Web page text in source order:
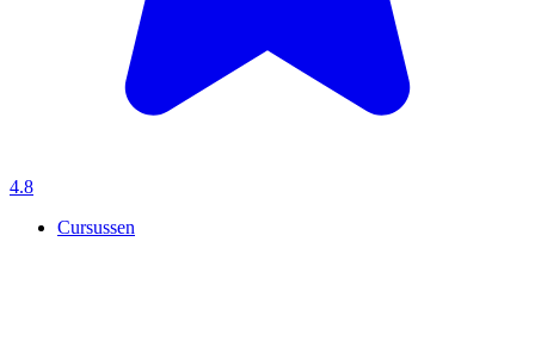
4.8
Cursussen